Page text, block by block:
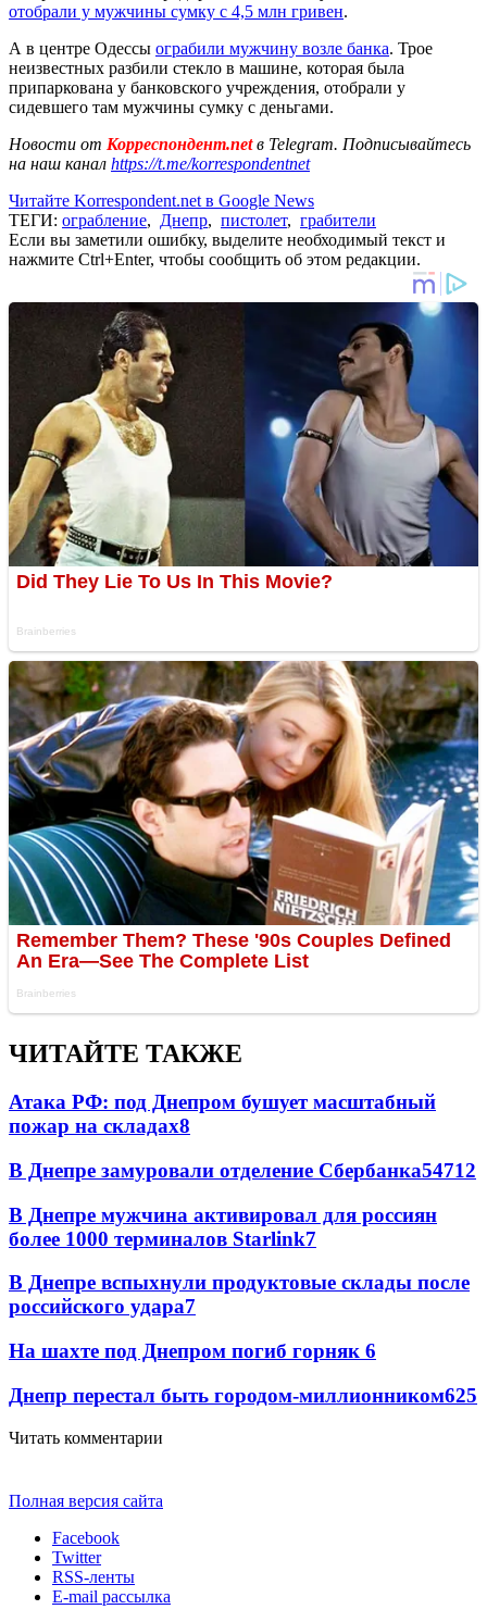
отобрали у мужчины сумку с 4,5 млн гривен.
А в центре Одессы ограбили мужчину возле банка. Трое
неизвестных разбили стекло в машине, которая была
припаркована у банковского учреждения, отобрали у
сидевшего там мужчины сумку с деньгами.
Новости от Корреспондент.netв Telegram. Подписывайтесь
на наш канал https://t.me/korrespondentnet
Читайте Korrespondent.net в Google News
ТЕГИ: ограбление, Днепр, пистолет, грабители
Если вы заметили ошибку, выделите необходимый текст и
нажмите Ctrl+Enter, чтобы сообщить об этом редакции.
ЧИТАЙТЕ ТАКЖЕ
Атака РФ: под Днепром бушует масштабный
пожар на складах8
В Днепре замуровали отделение Сбербанка54712
В Днепре мужчина активировал для россиян
более 1000 терминалов Starlink7
В Днепре вспыхнули продуктовые склады после
российского удара7
На шахте под Днепром погиб горняк 6
Днепр перестал быть городом-миллионником625
Читать комментарии
Полная версия сайта
Facebook
Twitter
RSS-ленты
E-mail рассылка